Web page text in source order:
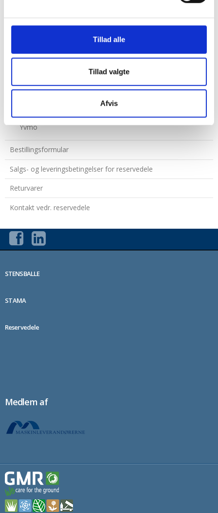
Tillad alle
Tillad valgte
Afvis
STAMA
Yvmo
Bestillingsformular
Salgs- og leveringsbetingelser for reservedele
Returvarer
Kontakt vedr. reservedele
STENSBALLE
STAMA
Reservedele
Medlem af